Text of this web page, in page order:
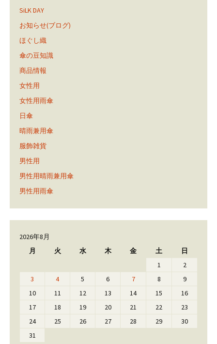
SiLK DAY
お知らせ(ブログ)
ほぐし織
傘の豆知識
商品情報
女性用
女性用雨傘
日傘
晴雨兼用傘
服飾雑貨
男性用
男性用晴雨兼用傘
男性用雨傘
2026年8月
月
火 水 木 金 土 日
1
2
3
4 5 6 7 8
9
10
11 12 13 14 15
16
17
18 19 20 21 22
23
24
25 26 27 28 29
30
31